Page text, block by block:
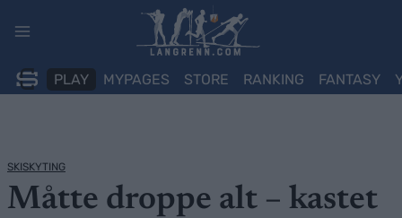
PLAY MYPAGES STORE RANKING FANTASY
SKISKYTING
Måtte droppe alt – kastet